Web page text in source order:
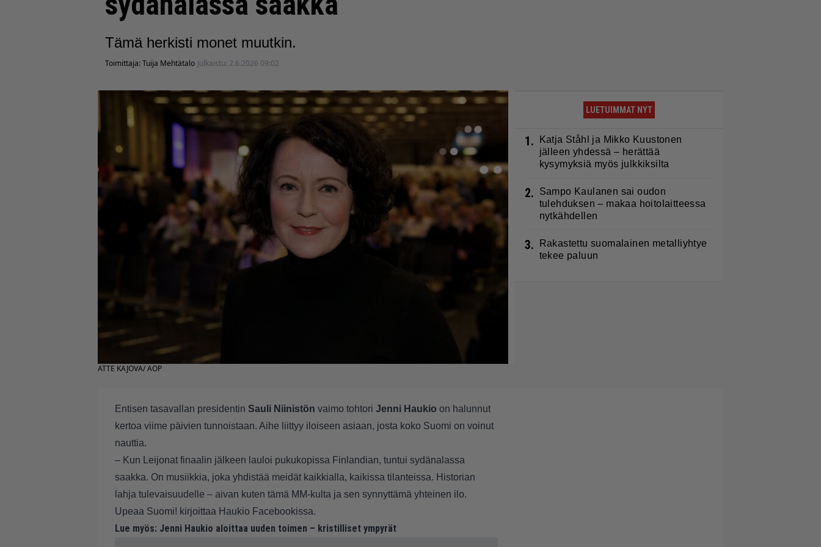
Tämä herkisti monet muutkin.
Toimittaja:Tuija Mehtätalo Julkaistu: 2.6.2026 09:02
ATTE KAJOVA/ AOP
LUETUIMMAT NYT
1.
Katja Ståhl ja Mikko Kuustonen
jälleen yhdessä – herättää
kysymyksiä myös julkkiksilta
2.
Sampo Kaulanen sai oudon
tulehduksen – makaa hoitolaitteessa
nytkähdellen
3.
Rakastettu suomalainen metalliyhtye
tekee paluun
Entisen tasavallan presidentin Sauli Niinistön vaimo tohtori Jenni Haukio on halunnut
kertoa viime päivien tunnoistaan. Aihe liittyy iloiseen asiaan, josta koko Suomi on voinut
nauttia.
– Kun Leijonat finaalin jälkeen lauloi pukukopissa Finlandian, tuntui sydänalassa
saakka. On musiikkia, joka yhdistää meidät kaikkialla, kaikissa tilanteissa. Historian
lahja tulevaisuudelle – aivan kuten tämä MM-kulta ja sen synnyttämä yhteinen ilo.
Upeaa Suomi! kirjoittaa Haukio Facebookissa.
Lue myös: Jenni Haukio aloittaa uuden toimen – kristilliset ympyrät